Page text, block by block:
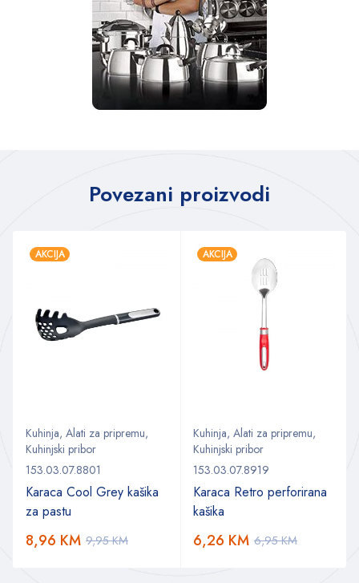
Povezani proizvodi
AKCIJA
Kuhinja, Alati za pripremu,
Kuhinjski pribor
153.03.07.8801
Karaca Cool Grey kašika
za pastu
9,95KM
8,96 KM
AKCIJA
Kuhinja, Alati za pripremu,
Kuhinjski pribor
153.03.07.8919
Karaca Retro perforirana
kašika
6,95KM
6,26 KM